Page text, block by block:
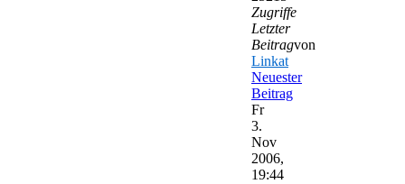
Zugriffe
Letzter
Beitragvon
Linkat
Neuester
Beitrag
Fr
3.
Nov
2006,
19:44